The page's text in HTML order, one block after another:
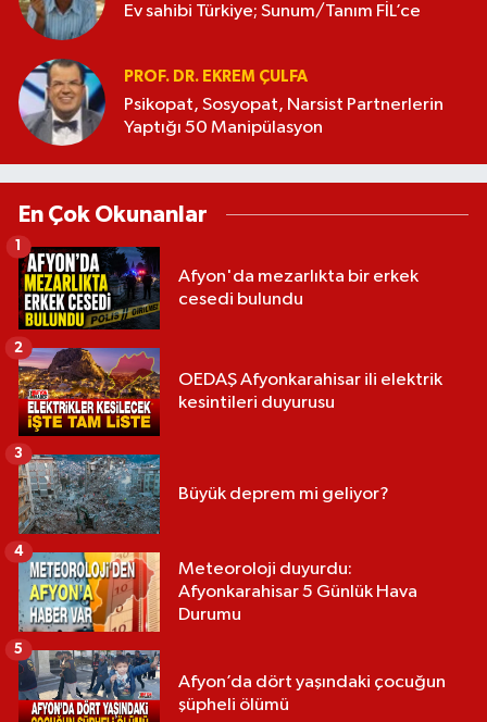
Ev sahibi Türkiye; Sunum/Tanım FİL’ce
PROF. DR. EKREM ÇULFA
Psikopat, Sosyopat, Narsist Partnerlerin
Yaptığı 50 Manipülasyon
En Çok Okunanlar
Afyon'da mezarlıkta bir erkek
cesedi bulundu
1
OEDAŞ Afyonkarahisar ili elektrik
kesintileri duyurusu
2
Büyük deprem mi geliyor?
3
Meteoroloji duyurdu:
Afyonkarahisar 5 Günlük Hava
Durumu
4
Afyon’da dört yaşındaki çocuğun
şüpheli ölümü
5